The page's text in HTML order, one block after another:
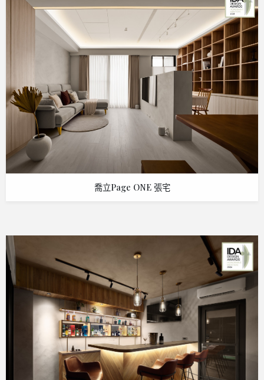
喬立Page ONE 張宅